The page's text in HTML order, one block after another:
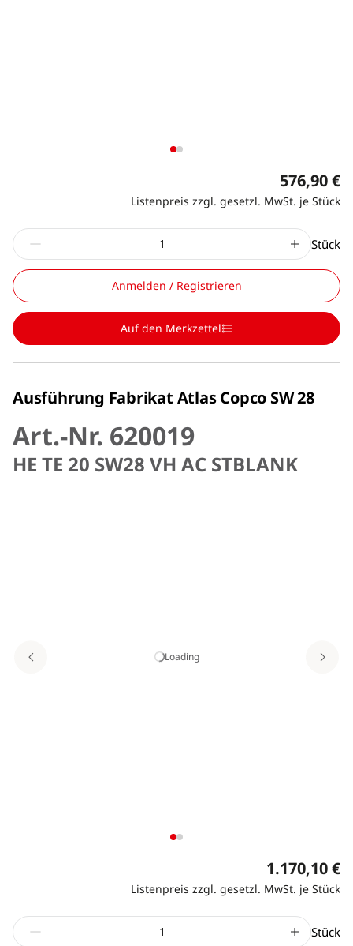
576,90 €
Listenpreis zzgl. gesetzl. MwSt. je Stück
Stück
Anmelden / Registrieren
Auf den Merkzettel
Ausführung Fabrikat Atlas Copco SW 28
Art.-Nr. 620019
HE TE 20 SW28 VH AC STBLANK
Loading
1.170,10 €
Listenpreis zzgl. gesetzl. MwSt. je Stück
Stück